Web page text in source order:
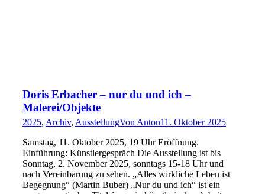
Doris Erbacher – nur du und ich –
Malerei/Objekte
2025, Archiv, AusstellungVon Anton11. Oktober 2025
Samstag, 11. Oktober 2025, 19 Uhr Eröffnung.
Einführung: Künstlergespräch Die Ausstellung ist bis
Sonntag, 2. November 2025, sonntags 15-18 Uhr und
nach Vereinbarung zu sehen. „Alles wirkliche Leben ist
Begegnung“ (Martin Buber) „Nur du und ich“ ist ein